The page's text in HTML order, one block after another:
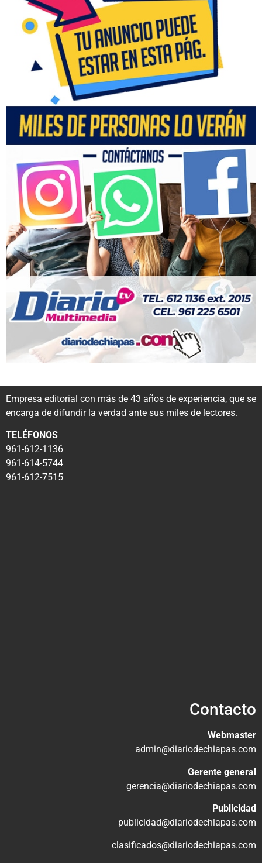
Empresa editorial con más de 43 años de experiencia, que se
encarga de difundir la verdad ante sus miles de lectores.
TELÉFONOS
961-612-1136
961-614-5744
961-612-7515
Contacto
Webmaster
admin@diariodechiapas.com
Gerente general
gerencia@diariodechiapas.com
Publicidad
publicidad@diariodechiapas.com
clasificados@diariodechiapas.com